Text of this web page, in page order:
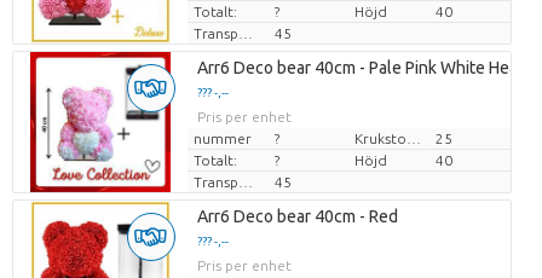
Totalt:
? Höjd
40
45
Arr6 Deco bear 40cm - Pale Pink White Heart
??? -,--
Pris per enhet
nummer
?
25
Totalt:
? Höjd
40
45
Arr6 Deco bear 40cm - Red
??? -,--
Pris per enhet